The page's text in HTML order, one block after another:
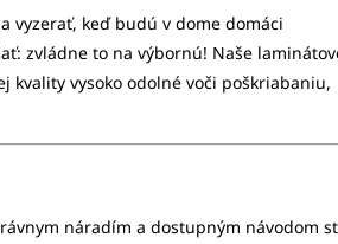
vyzerať, keď budú v dome domáci
zvládne to na výbornú! Naše
vysoko odolné voči poškriabaniu,
náradím a dostupným návodom